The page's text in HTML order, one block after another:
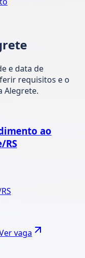
e data de
requisitos e o
Alegrete.
ao
RS
vaga